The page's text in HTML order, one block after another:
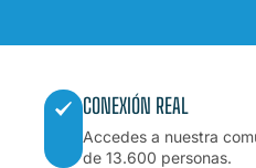
CONEXIÓN REAL
Accedes a nuestra
de 13.600 personas.